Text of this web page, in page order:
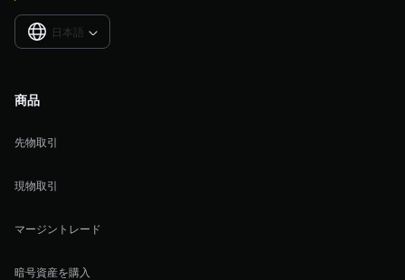
日本語 
商品
先物取引
現物取引
マージントレード
暗号資産を購入